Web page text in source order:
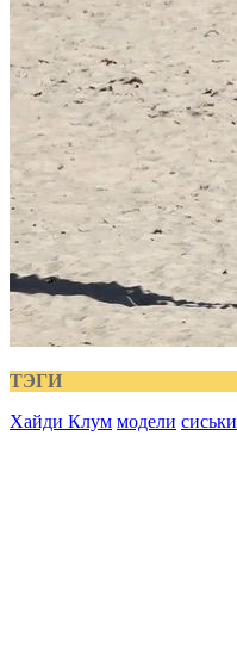
ТЭГИ
Хайди Клум модели сиськи